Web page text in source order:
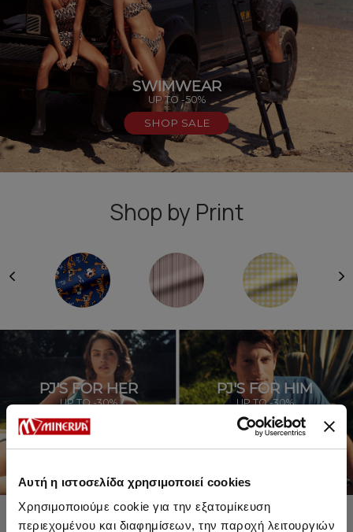
Αυτή η ιστοσελίδα χρησιμοποιεί cookies
Χρησιμοποιούμε cookie για την εξατομίκευση
περιεχομένου και διαφημίσεων, την παροχή λειτουργιών
SWIMWEAR
UP TO -50%
SHOP SALE
Shop by Print
PJ'S FOR HER
UP TO -30%
SHOP SALE
PJ'S FOR HIM
UP TO -30%
SHOP SALE